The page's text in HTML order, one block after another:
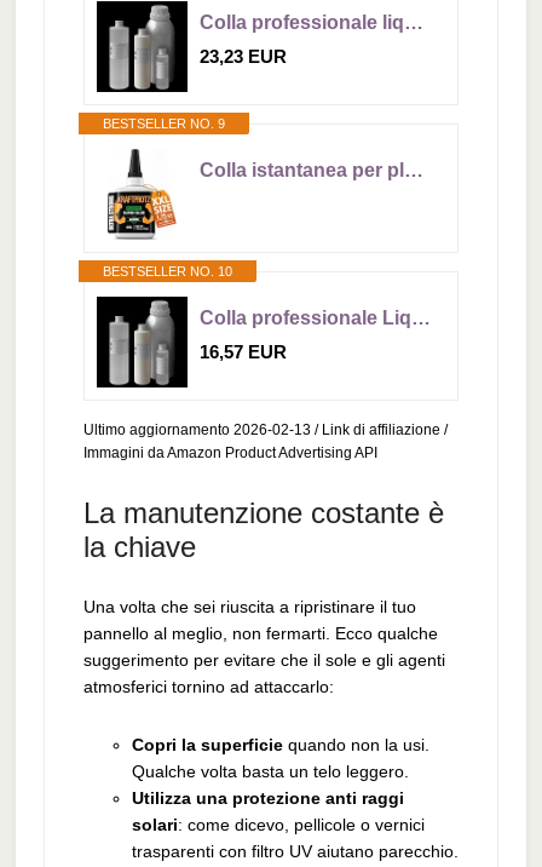
Colla professionale liquida per Plexiglass COLLACRYL K90-250ml
23,23 EUR
BESTSELLER NO. 9
Colla istantanea per plastica extra forte – KRAFTPROTZ XXL 50 g – gel trasparente resistente ad acqua e calore – punta anti-secco – adesivo per plastica, acrilico, ABS, PVC e plexiglass
BESTSELLER NO. 10
Colla professionale Liquida per Plexiglass COLLACRYL K90-100ml
16,57 EUR
Ultimo aggiornamento 2026-02-13 / Link di affiliazione /
Immagini da Amazon Product Advertising API
La manutenzione costante è
la chiave
Una volta che sei riuscita a ripristinare il tuo
pannello al meglio, non fermarti. Ecco qualche
suggerimento per evitare che il sole e gli agenti
atmosferici tornino ad attaccarlo:
Copri la superficiequando non la usi.
Qualche volta basta un telo leggero.
Utilizza una protezione anti raggi
solari: come dicevo, pellicole o vernici
trasparenti con filtro UV aiutano parecchio.